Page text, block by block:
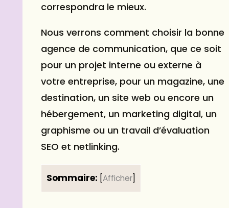
correspondra le mieux.
Nous verrons comment choisir la bonne
agence de communication, que ce soit
pour un projet interne ou externe à
votre entreprise, pour un magazine, une
destination, un site web ou encore un
hébergement, un marketing digital, un
graphisme ou un travail d’évaluation
SEO et netlinking.
Sommaire: Afficher